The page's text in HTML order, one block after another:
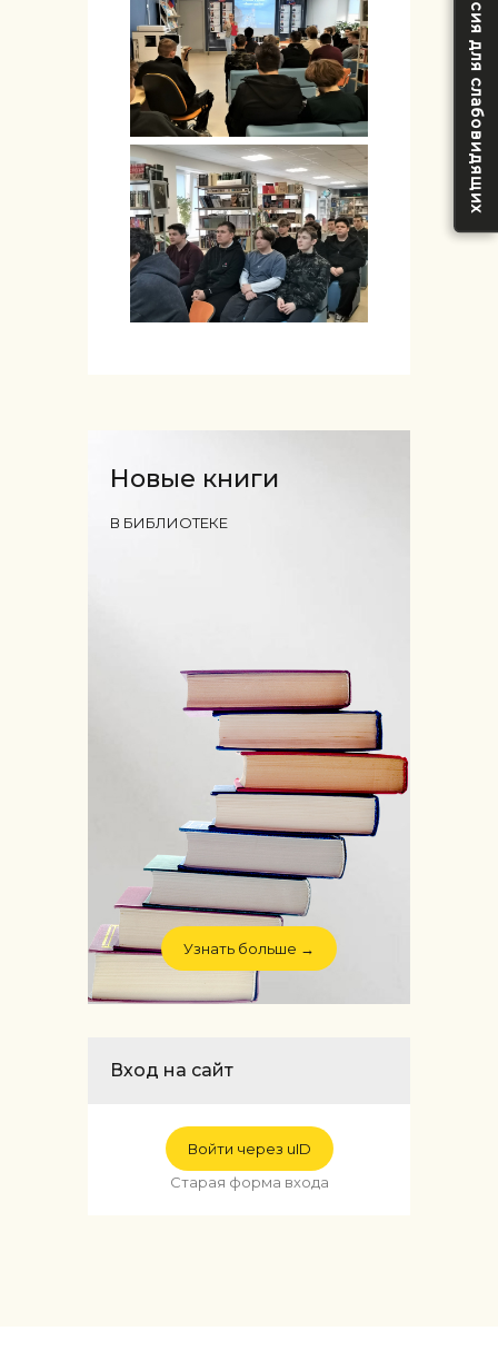
Версия для слабовидящих
Новые книги
В БИБЛИОТЕКЕ
Узнать больше →
Вход на сайт
Войти через uID
Старая форма входа